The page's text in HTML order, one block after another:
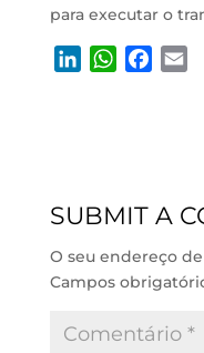
para executar o
I
W
p
o
SUBMIT A
O seu endereço
Campos